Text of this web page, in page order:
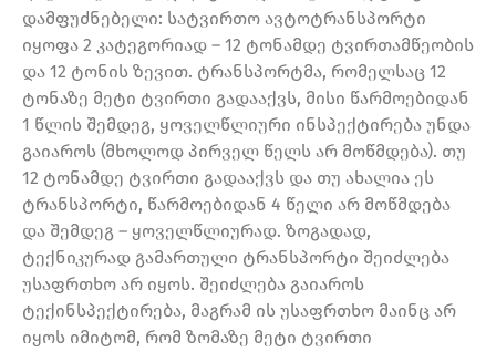
დამფუძნებელი: სატვირთო ავტოტრანსპორტი
იყოფა 2 კატეგორიად – 12 ტონამდე ტვირთამწეობის
და 12 ტონის ზევით. ტრანსპორტმა, რომელსაც 12
ტონაზე მეტი ტვირთი გადააქვს, მისი წარმოებიდან
1 წლის შემდეგ, ყოველწლიური ინსპექტირება უნდა
გაიაროს (მხოლოდ პირველ წელს არ მოწმდება). თუ
12 ტონამდე ტვირთი გადააქვს და თუ ახალია ეს
ტრანსპორტი, წარმოებიდან 4 წელი არ მოწმდება
და შემდეგ – ყოველწლიურად. ზოგადად,
ტექნიკურად გამართული ტრანსპორტი შეიძლება
უსაფრთხო არ იყოს. შეიძლება გაიაროს
ტექინსპექტირება, მაგრამ ის უსაფრთხო მაინც არ
იყოს იმიტომ, რომ ზომაზე მეტი ტვირთი